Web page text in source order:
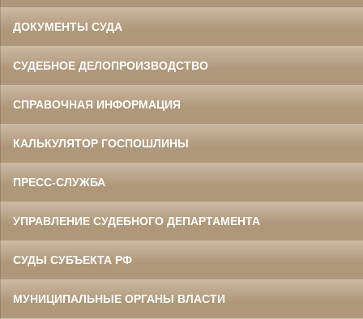
ДОКУМЕНТЫ СУДА
СУДЕБНОЕ ДЕЛОПРОИЗВОДСТВО
СПРАВОЧНАЯ ИНФОРМАЦИЯ
КАЛЬКУЛЯТОР ГОСПОШЛИНЫ
ПРЕСС-СЛУЖБА
УПРАВЛЕНИЕ СУДЕБНОГО ДЕПАРТАМЕНТА
СУДЫ СУБЪЕКТА РФ
МУНИЦИПАЛЬНЫЕ ОРГАНЫ ВЛАСТИ